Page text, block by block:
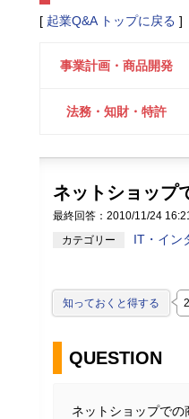
[ 起業Q&A トップに戻る ]
事業計画・商品開発
法務・知財・特許
ネットショップ
最終回答：2010/11/24
カテゴリー
IT・イン
知っておくと得する
QUESTION
ネットショップでの